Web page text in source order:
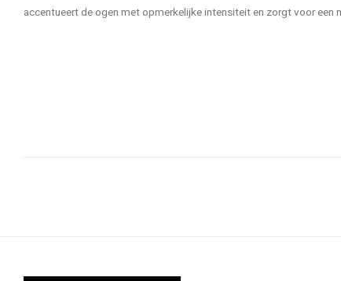
accentueert de ogen met opmerkelijke intensiteit en zorgt voor een